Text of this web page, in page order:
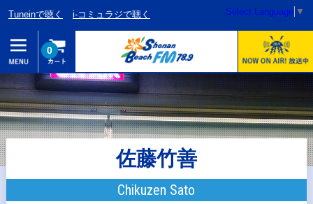
Tuneinで聴く i-コミュラジで聴く Select Language ▼
0
佐藤竹善
Chikuzen Sato